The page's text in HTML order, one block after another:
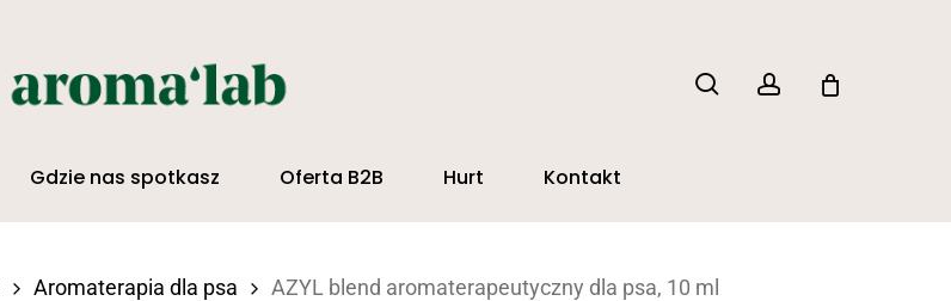
Gdzie nas spotkasz Oferta B2B Hurt Kontakt
Aromaterapia dla psa AZYL blend aromaterapeutyczny dla psa, 10 ml